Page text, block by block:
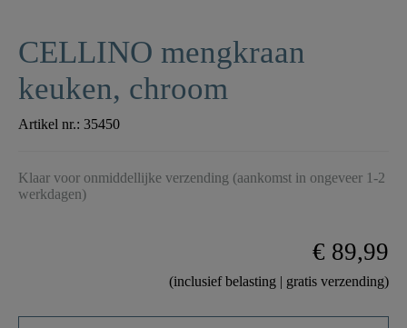
CELLINO mengkraan
keuken, chroom
Artikel nr.: 35450
Klaar voor onmiddellijke verzending (aankomst in ongeveer 1-2
werkdagen)
€ 89,99
(inclusief belasting | gratis verzending)